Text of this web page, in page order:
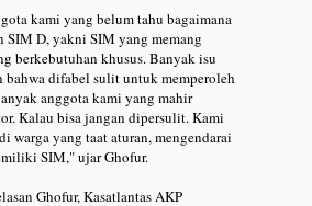
kami yang belum tahu bagaimana
SIM D, yakni SIM yang memang
berkebutuhan khusus. Banyak isu
bahwa difabel sulit untuk memperoleh
anggota kami yang mahir
Kalau bisa jangan dipersulit. Kami
warga yang taat aturan, mengendarai
SIM," ujar Ghofur.
Ghofur, Kasatlantas AKP